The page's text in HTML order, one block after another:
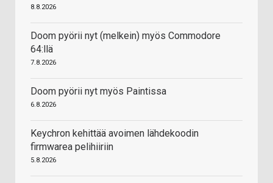
8.8.2026
Doom pyörii nyt (melkein) myös Commodore
64:llä
7.8.2026
Doom pyörii nyt myös Paintissa
6.8.2026
Keychron kehittää avoimen lähdekoodin
firmwarea pelihiiriin
5.8.2026